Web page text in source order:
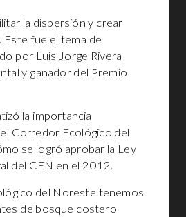
la dispersión y crear
fue el tema de
por Luis Jorge Rivera
y ganador del Premio
la importancia
Corredor Ecológico del
se logró aprobar la Ley
del CEN en el 2012.
del Noreste tenemos
de bosque costero